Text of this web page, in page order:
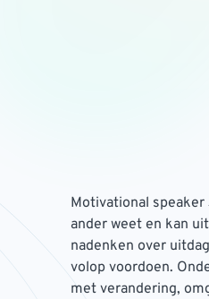
Motivational
ander weet en kan
nadenken over
volop voordoen.
met verandering,